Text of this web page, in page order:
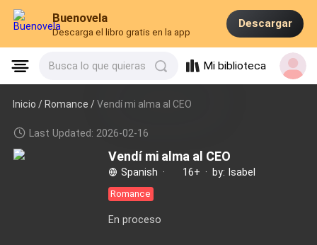
Buenovela
Descarga el libro gratis en la app
Descargar
Busca lo que quieras Mi biblioteca
Inicio /Romance /Vendí mi alma al CEO
Last Updated: 2026-02-16
Vendí mi alma al CEO
Spanish · 16+ · by: Isabel
Romance
En proceso